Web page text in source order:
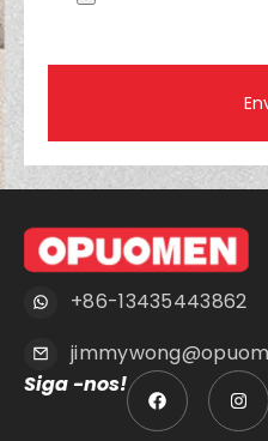
+86-13435443862
Siga -nos!